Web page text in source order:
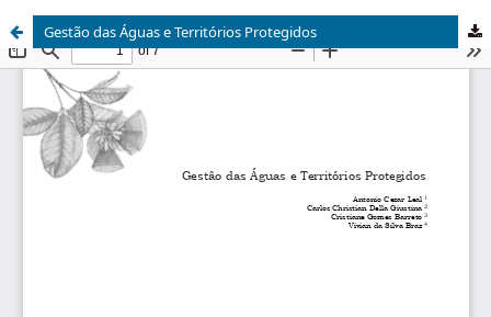
Gestão das Águas e Territórios Protegidos